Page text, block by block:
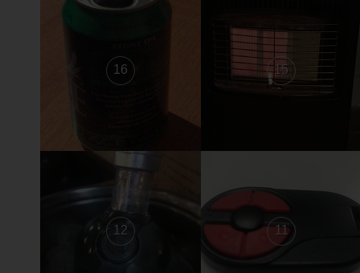
16 15
12 11